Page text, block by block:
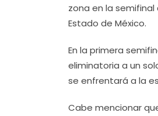
zona en la
Estado de México.
En la primera
eliminatoria a un
se enfrentará a la
Cabe mencionar